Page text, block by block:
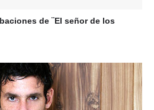
de ¨El señor de los